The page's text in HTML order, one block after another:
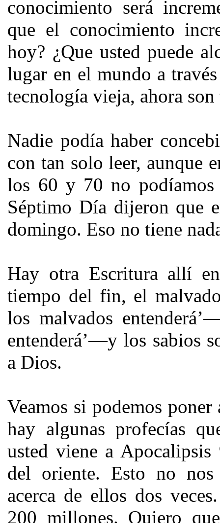
conocimiento será
que el conocimiento
hoy? ¿Que usted puede
lugar en el mundo a
tecnología vieja, ahora
Nadie podía haber
con tan solo leer, aunque
los 60 y 70 no podíamos
Séptimo Día dijeron que
domingo. Eso no tiene
Hay otra Escritura allí
tiempo del fin, el
los malvados
entenderá’—y los sabios
a Dios.
Veamos si podemos
hay algunas profecías
usted viene a Apocalipsis
del oriente. Esto no
acerca de ellos dos
200 millones. Quiero